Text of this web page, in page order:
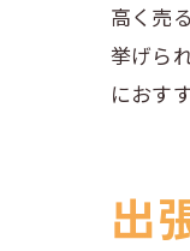
高く売
挙げら
におす
出